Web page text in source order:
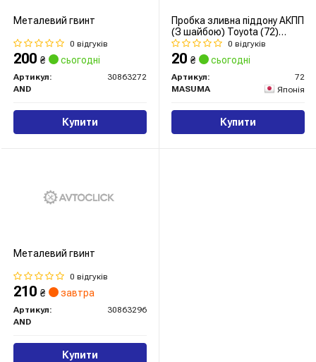
Металевий гвинт
0 відгуків
200 ₴ сьогодні
Артикул:
30863272
AND
Купити
Пробка зливна піддону АКПП
(З шайбою) Toyota (72)
MASUMA
0 відгуків
20 ₴ сьогодні
Артикул:
72
MASUMA
Японія
Купити
Металевий гвинт
0 відгуків
210 ₴ завтра
Артикул:
30863296
AND
Купити